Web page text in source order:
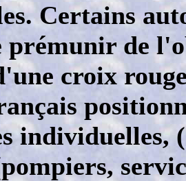
Certains
prémunir de
croix
individuelles,